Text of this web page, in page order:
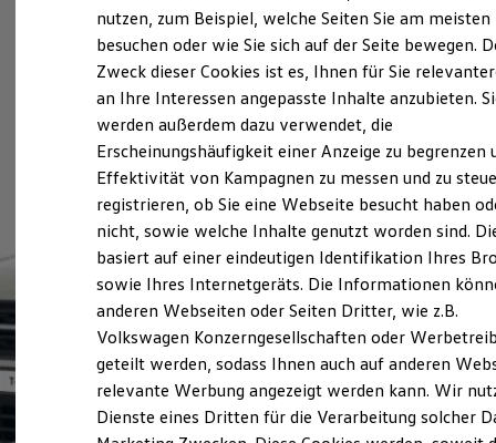
Reichweite der ID. Modelle
Reichweite im Winter
Laden
Laden unterwegs
Laden Zuhause
Ladezeitensimulator
Batterie
Sicherheit
Garantie und Lebensdauer
Nachhaltigkeit
Technologie
Kosten und Kauf
Verbrauchskosten
Kaufoptionen
E-Auto-Förderung
Software und Konnektivität
Die ID. Software 6
ID. Software Versionen und Updates
Digitale Extras
Schnittstellen zu Ihrem ID.
nutzen, zum Beispiel, welche Seiten Sie am meisten
besuchen oder wie Sie sich auf der Seite bewegen.
Zweck dieser Cookies ist es, Ihnen für Sie
an Ihre Interessen angepasste Inhalte anzubieten.
werden außerdem dazu verwendet, die
Erscheinungshäufigkeit einer Anzeige zu begrenzen
Effektivität von Kampagnen zu messen und zu
registrieren, ob Sie eine Webseite besucht haben
nicht, sowie welche Inhalte genutzt worden sind.
basiert auf einer eindeutigen Identifikation Ihres
sowie Ihres Internetgeräts. Die Informationen
anderen Webseiten oder Seiten Dritter, wie z.B.
Volkswagen Konzerngesellschaften oder
geteilt werden, sodass Ihnen auch auf anderen
relevante Werbung angezeigt werden kann. Wir
Dienste eines Dritten für die Verarbeitung solcher